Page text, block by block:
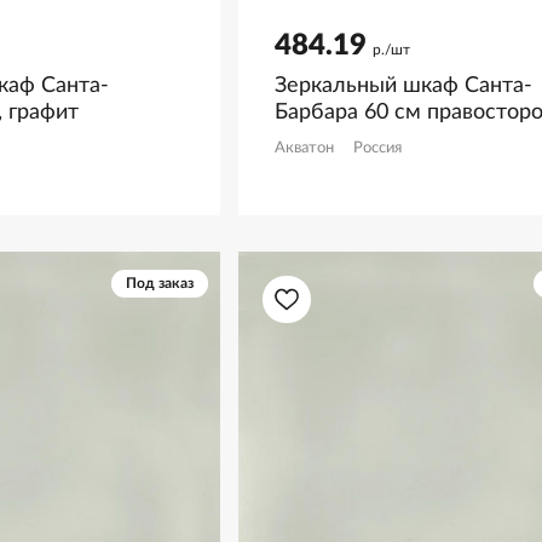
Санта-
графит
484.19 р./шт
Зеркальный шкаф Санта-
Барбара 60 см
графит
Акватон Россия
Под заказ